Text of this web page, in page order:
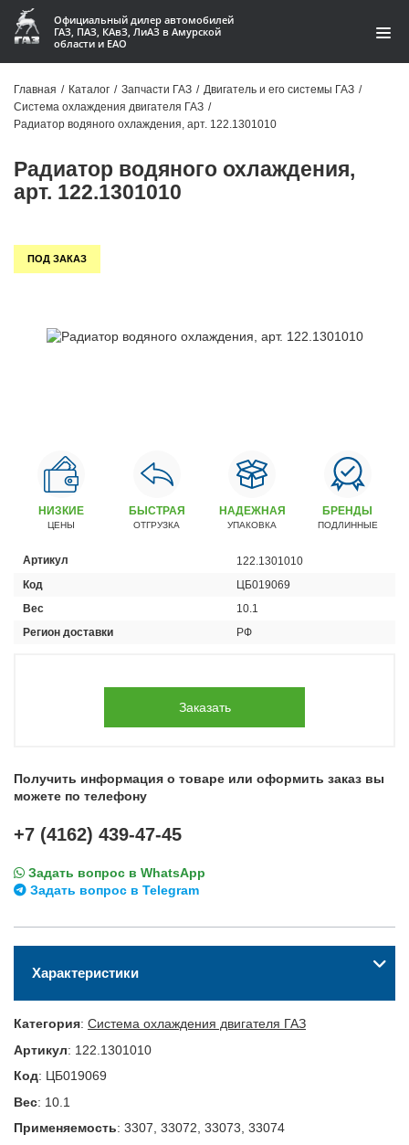
Официальный дилер автомобилей
ГАЗ, ПАЗ, КАвЗ, ЛиАЗ в Амурской
области и ЕАО
Акции
О компании
Контакты
Доставка
Статьи
+7 (4162) 22-95-09
Запчасти
+7 (4162) 22-95-79
Сервисный центр
+7 (4162) 22–95–69
График работы: ПН-ПТ с 8.30 до 18.00 (+6 по МСК)
График работы сервис: ПН-СБ с 8.30 до 20.00
Главная / Каталог / Запчасти ГАЗ / Двигатель и его системы ГАЗ /
Система охлаждения двигателя ГАЗ /
Радиатор водяного охлаждения, арт. 122.1301010
Радиатор водяного охлаждения,
арт. 122.1301010
ПОД ЗАКАЗ
НИЗКИЕ
ЦЕНЫ
БЫСТРАЯ
ОТГРУЗКА
НАДЕЖНАЯ
УПАКОВКА
БРЕНДЫ
ПОДЛИННЫЕ
Артикул
122.1301010
Код
ЦБ019069
Вес
10.1
Регион доставки
РФ
Заказать
Получить информация о товаре или оформить заказ вы
можете по телефону
+7 (4162) 439-47-45
Задать вопрос в WhatsApp
Задать вопрос в Telegram
Характеристики
Категория: Система охлаждения двигателя ГАЗ
Артикул: 122.1301010
Код: ЦБ019069
Вес: 10.1
Применяемость: 3307, 33072, 33073, 33074